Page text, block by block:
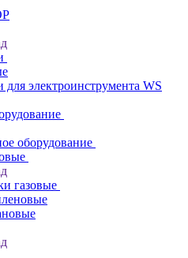
электроинструмента WS
оборудование
газовые